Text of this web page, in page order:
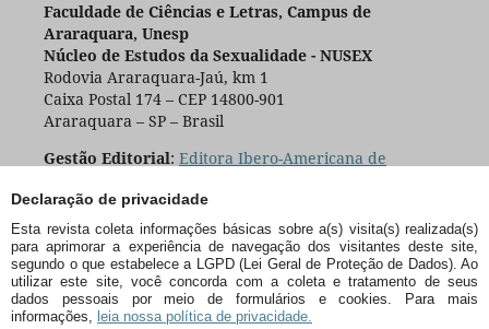
Declaração de privacidade
Esta revista coleta informações básicas sobre a(s) visita(s) realizada(s)
para aprimorar a experiência de navegação dos visitantes deste site,
segundo o que estabelece a LGPD (Lei Geral de Proteção de Dados). Ao
utilizar este site, você concorda com a coleta e tratamento de seus
dados pessoais por meio de formulários e cookies. Para mais
informações, leia nossa política de privacidade.
Faculdade de Ciências e Letras, Campus de
Araraquara, Unesp
Núcleo de Estudos da Sexualidade - NUSEX
Rodovia Araraquara-Jaú, km 1
Caixa Postal 174 – CEP 14800-901
Araraquara – SP – Brasil
Gestão Editorial: Editora Ibero-Americana de